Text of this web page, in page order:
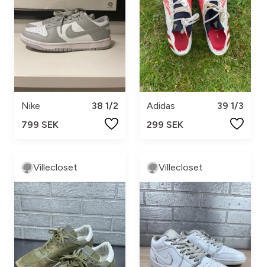
Nike
38 1/2
799 SEK
Adidas
39 1/3
299 SEK
Villecloset Villecloset